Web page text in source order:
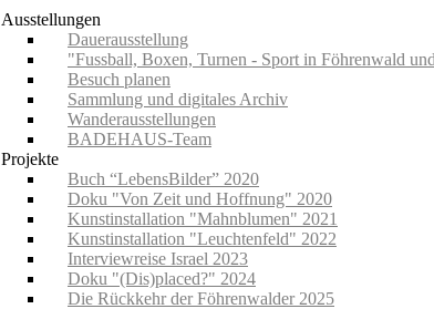
Ausstellungen
Dauerausstellung
"Fussball, Boxen, Turnen - Sport in Föhrenwald
Besuch planen
Sammlung und digitales Archiv
Wanderausstellungen
BADEHAUS-Team
Projekte
Buch “LebensBilder” 2020
Doku "Von Zeit und Hoffnung" 2020
Kunstinstallation "Mahnblumen" 2021
Kunstinstallation "Leuchtenfeld" 2022
Interviewreise Israel 2023
Doku "(Dis)placed?" 2024
Die Rückkehr der Föhrenwalder 2025